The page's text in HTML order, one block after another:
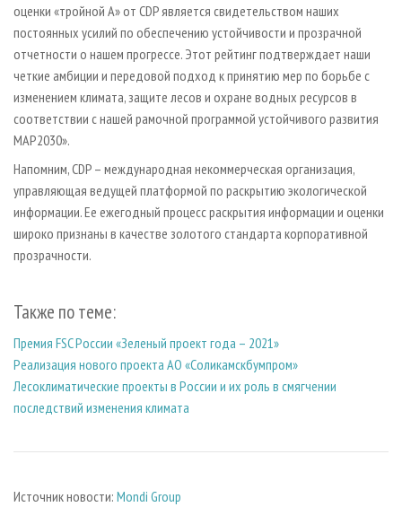
оценки «тройной А» от CDP является свидетельством наших
постоянных усилий по обеспечению устойчивости и прозрачной
отчетности о нашем прогрессе. Этот рейтинг подтверждает наши
четкие амбиции и передовой подход к принятию мер по борьбе с
изменением климата, защите лесов и охране водных ресурсов в
соответствии с нашей рамочной программой устойчивого развития
MAP2030».
Напомним, CDP – международная некоммерческая организация,
управляющая ведущей платформой по раскрытию экологической
информации. Ее ежегодный процесс раскрытия информации и оценки
широко признаны в качестве золотого стандарта корпоративной
прозрачности.
Также по теме:
Премия FSC России «Зеленый проект года – 2021»
Реализация нового проекта АО «Соликамскбумпром»
Лесоклиматические проекты в России и их роль в смягчении
последствий изменения климата
Источник новости: Mondi Group